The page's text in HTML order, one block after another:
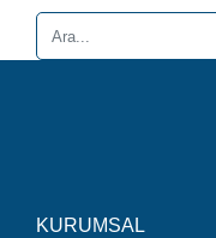
KURUMSAL